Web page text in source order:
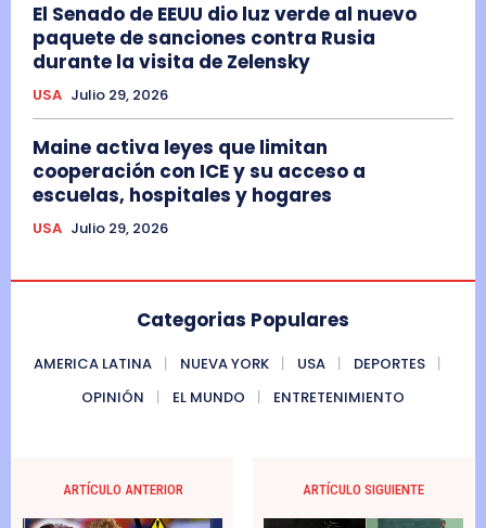
El Senado de EEUU dio luz verde al nuevo
paquete de sanciones contra Rusia
durante la visita de Zelensky
USA Julio 29, 2026
Maine activa leyes que limitan
cooperación con ICE y su acceso a
escuelas, hospitales y hogares
USA Julio 29, 2026
Categorias Populares
AMERICA LATINA NUEVA YORK USA
DEPORTES
OPINIÓN
EL MUNDO ENTRETENIMIENTO
ARTÍCULO ANTERIOR ARTÍCULO SIGUIENTE